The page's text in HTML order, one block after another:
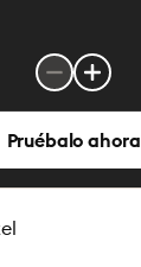
Pruébalo ahora